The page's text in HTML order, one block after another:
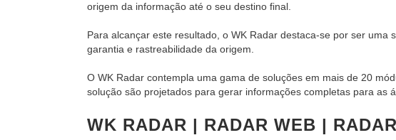
origem da informação até o seu destino final.
Para alcançar este resultado, o WK Radar destaca-se por ser
garantia e rastreabilidade da origem.
O WK Radar contempla uma gama de soluções em mais de 20
solução são projetados para gerar informações completas para as
WK RADAR | RADAR WEB |